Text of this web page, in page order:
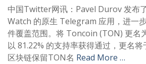
中国Twitter网讯：Pavel Durov 发布
Watch 的原生 Telegram 应用，进一
件覆盖范围。将 Toncoin (TON) 更名
以 81.22% 的支持率获得通过，更名将
区块链保留TON名 Read More …